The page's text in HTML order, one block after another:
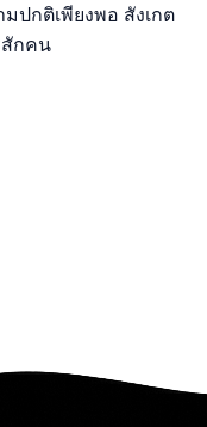
ปกติเพียงพอ สังเกต
สักคน